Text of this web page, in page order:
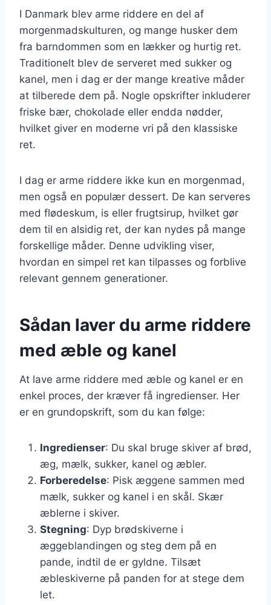
I Danmark blev arme riddere en del af
morgenmadskulturen, og mange husker dem
fra barndommen som en lækker og hurtig ret.
Traditionelt blev de serveret med sukker og
kanel, men i dag er der mange kreative måder
at tilberede dem på. Nogle opskrifter inkluderer
friske bær, chokolade eller endda nødder,
hvilket giver en moderne vri på den klassiske
ret.
I dag er arme riddere ikke kun en morgenmad,
men også en populær dessert. De kan serveres
med flødeskum, is eller frugtsirup, hvilket gør
dem til en alsidig ret, der kan nydes på mange
forskellige måder. Denne udvikling viser,
hvordan en simpel ret kan tilpasses og forblive
relevant gennem generationer.
Sådan laver du arme riddere
med æble og kanel
At lave arme riddere med æble og kanel er en
enkel proces, der kræver få ingredienser. Her
er en grundopskrift, som du kan følge:
Ingredienser: Du skal bruge skiver af brød,
æg, mælk, sukker, kanel og æbler.
Forberedelse: Pisk æggene sammen med
mælk, sukker og kanel i en skål. Skær
æblerne i skiver.
Stegning: Dyp brødskiverne i
æggeblandingen og steg dem på en
pande, indtil de er gyldne. Tilsæt
æbleskiverne på panden for at stege dem
let.